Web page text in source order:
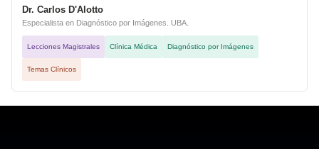
Dr. Carlos D'Alotto
Especialista en Diagnóstico por Imágenes. UBA.
Lecciones Magistrales Clínica Médica Diagnóstico por Imágenes
Temas Clínicos